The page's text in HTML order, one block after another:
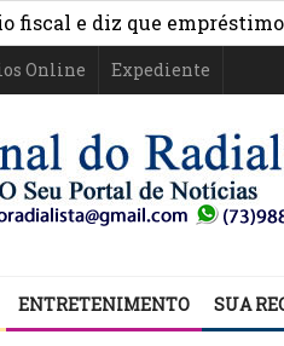
diz que empréstimos
Online Expediente
ENTRETENIMENTO SUA